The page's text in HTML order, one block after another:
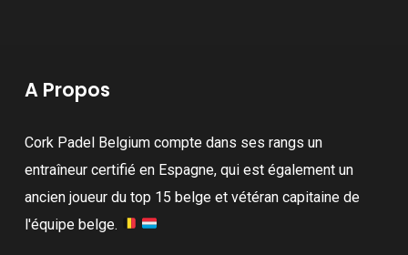
A Propos
Cork Padel Belgium compte dans ses rangs un
entraîneur certifié en Espagne, qui est également un
ancien joueur du top 15 belge et vétéran capitaine de
l'équipe belge.